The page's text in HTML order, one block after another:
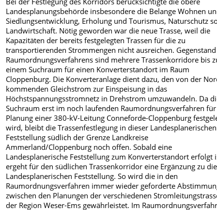
Landesplanungsbehörde insbesondere die Belange Wohnen
Siedlungsentwicklung, Erholung und Tourismus, Naturschutz
Landwirtschaft. Nötig geworden war die neue Trasse, weil die
Kapazitäten der bereits festgelegten Trassen für die zu
transportierenden Strommengen nicht ausreichen.
Raumordnungsverfahrens sind mehrere Trassenkorridore bis
einem Suchraum für einen Konverterstandort im Raum
Cloppenburg. Die Konverteranlage dient dazu, den von der
kommenden Gleichstrom zur Einspeisung in das
Höchstspannungsstromnetz in Drehstrom umzuwandeln. Da
Suchraum erst im noch laufenden Raumordnungsverfahren
Planung einer 380-kV-Leitung Conneforde-Cloppenburg
wird, bleibt die Trassenfestlegung in dieser Landesplanerischen
Feststellung südlich der Grenze Landkreise
Ammerland/Cloppenburg noch offen. Sobald eine
Landesplanerische Feststellung zum Konverterstandort erfolgt
ergeht für den südlichen Trassenkorridor eine Ergänzung zu
Landesplanerischen Feststellung. So wird die in den
Raumordnungsverfahren immer wieder geforderte
zwischen den Planungen der verschiedenen
der Region Weser-Ems gewährleistet. Im